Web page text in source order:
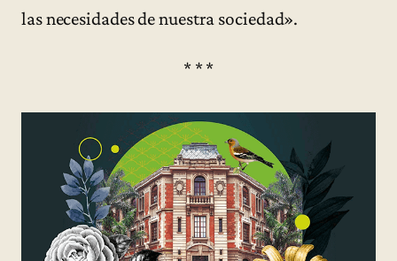
las necesidades de nuestra sociedad».
* * *